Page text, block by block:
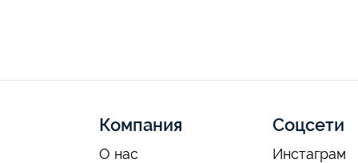
Компания
О нас
Соцсети
Инстаграм